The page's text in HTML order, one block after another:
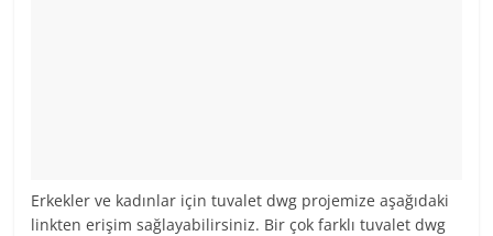
Erkekler ve kadınlar için tuvalet dwg projemize aşağıdaki
linkten erişim sağlayabilirsiniz. Bir çok farklı tuvalet dwg